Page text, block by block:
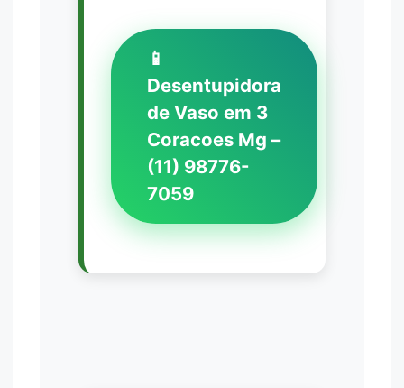
📱
Desentupidora
de Vaso em 3
Coracoes Mg –
(11) 98776-
7059